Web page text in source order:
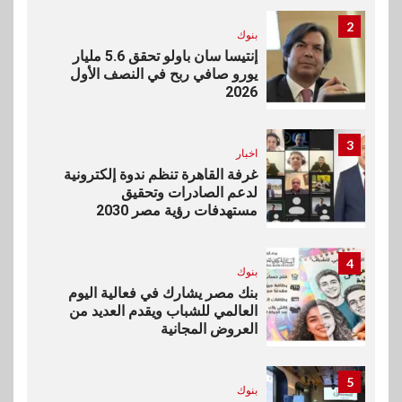
2
بنوك
إنتيسا سان باولو تحقق 5.6 مليار
يورو صافي ربح في النصف الأول
2026
3
اخبار
غرفة القاهرة تنظم ندوة إلكترونية
لدعم الصادرات وتحقيق
مستهدفات رؤية مصر 2030
4
بنوك
بنك مصر يشارك في فعالية اليوم
العالمي للشباب ويقدم العديد من
العروض المجانية
5
بنوك